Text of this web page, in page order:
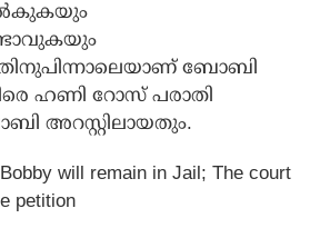
ബോബി
ഹണി റോസ് പരാതി
അറസ്റ്റിലായതും.
will remain in Jail; The court
petition